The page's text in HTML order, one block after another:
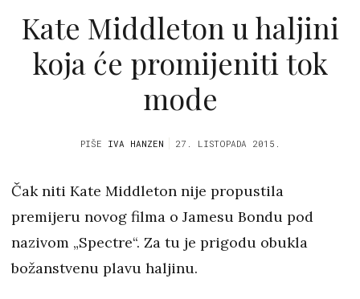
Kate Middleton u haljini
koja će promijeniti tok
mode
PIŠE IVA HANZEN 27. LISTOPADA 2015.
Čak niti Kate Middleton nije propustila
premijeru novog filma o Jamesu Bondu pod
nazivom „Spectre“. Za tu je prigodu obukla
božanstvenu plavu haljinu.